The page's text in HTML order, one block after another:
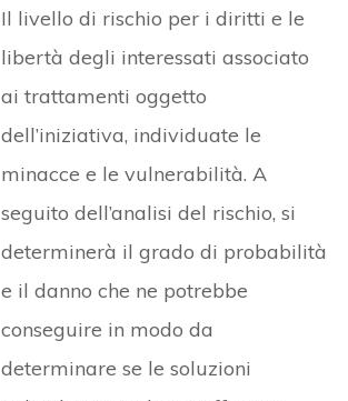
Il livello di rischio per i diritti e le
libertà degli interessati associato
ai trattamenti oggetto
dell’iniziativa, individuate le
minacce e le vulnerabilità. A
seguito dell’analisi del rischio, si
determinerà il grado di probabilità
e il danno che ne potrebbe
conseguire in modo da
determinare se le soluzioni